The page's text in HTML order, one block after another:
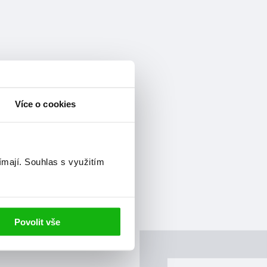
Více o cookies
Souhlas s využitím
Povolit vše